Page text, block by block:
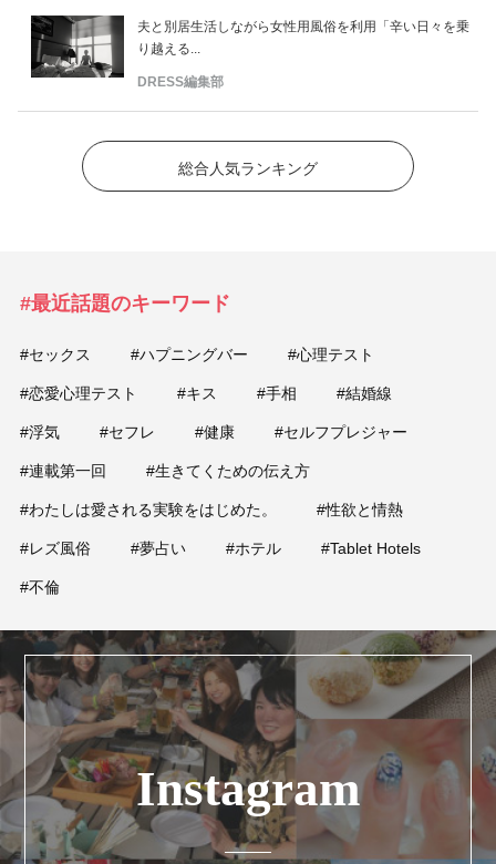
夫と別居生活しながら女性用風俗を利用「辛い日々を乗
り越える...
DRESS編集部
総合人気ランキング
#最近話題のキーワード
#セックス #ハプニングバー #心理テスト
#恋愛心理テスト #キス #手相 #結婚線
#浮気 #セフレ #健康 #セルフプレジャー
#連載第一回 #生きてくための伝え方
#わたしは愛される実験をはじめた。 #性欲と情熱
#レズ風俗 #夢占い #ホテル #Tablet Hotels
#不倫
Instagram